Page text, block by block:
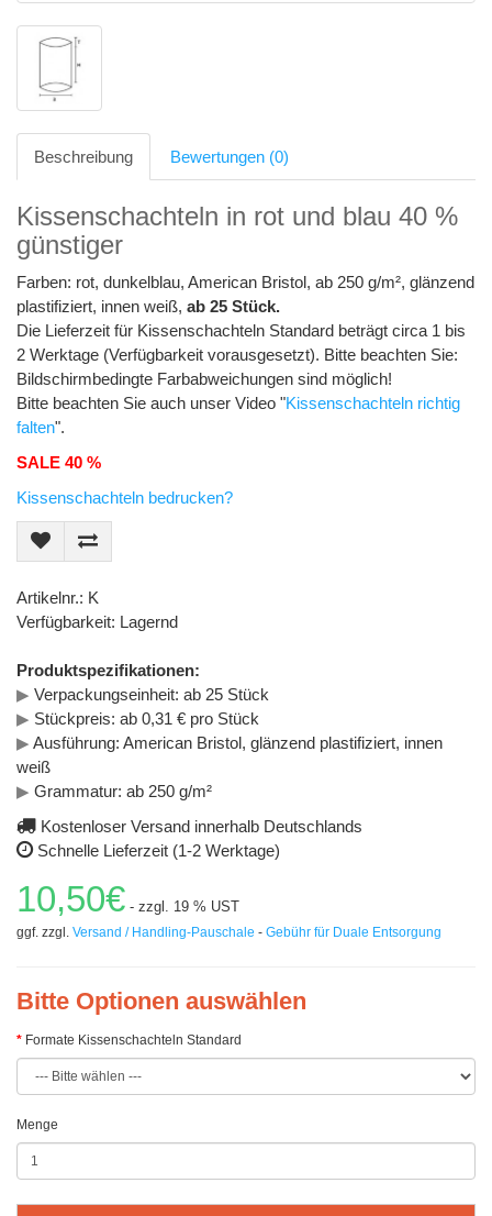
Beschreibung Bewertungen (0)
Kissenschachteln in rot und blau 40 %
günstiger
Farben: rot, dunkelblau, American Bristol, ab 250 g/m², glänzend
plastifiziert, innen weiß, ab 25 Stück.
Die Lieferzeit für Kissenschachteln Standard beträgt circa 1 bis
2 Werktage (Verfügbarkeit vorausgesetzt). Bitte beachten Sie:
Bildschirmbedingte Farbabweichungen sind möglich!
Bitte beachten Sie auch unser Video "Kissenschachteln richtig
falten".
SALE 40 %
Kissenschachteln bedrucken?
Artikelnr.: K
Verfügbarkeit: Lagernd
Produktspezifikationen:
▶ Verpackungseinheit: ab 25 Stück
▶ Stückpreis: ab 0,31 € pro Stück
▶ Ausführung: American Bristol, glänzend plastifiziert, innen
weiß
▶ Grammatur: ab 250 g/m²
Kostenloser Versand innerhalb Deutschlands
Schnelle Lieferzeit (1-2 Werktage)
10,50€ - zzgl. 19 % UST
ggf. zzgl. Versand / Handling-Pauschale - Gebühr für Duale Entsorgung
Bitte Optionen auswählen
Formate Kissenschachteln Standard
Menge